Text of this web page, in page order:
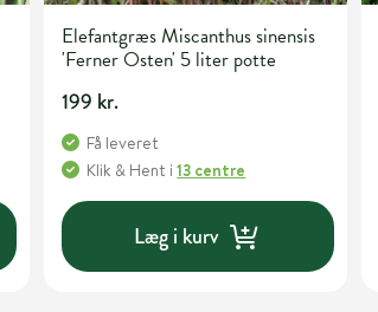
Elefantgræs Miscanthus sinensis
'Ferner Osten' 5 liter potte
199 kr.
Få leveret
Klik & Hent i13 centre
Læg i kurv